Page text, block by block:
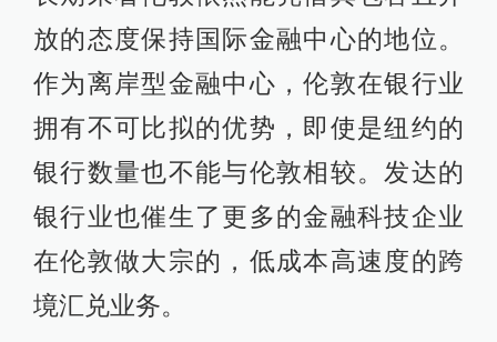
放的态度保持国际金融中心的地位。
作为离岸型金融中心，伦敦在银行业
拥有不可比拟的优势，即使是纽约的
银行数量也不能与伦敦相较。发达的
银行业也催生了更多的金融科技企业
在伦敦做大宗的，低成本高速度的跨
境汇兑业务。